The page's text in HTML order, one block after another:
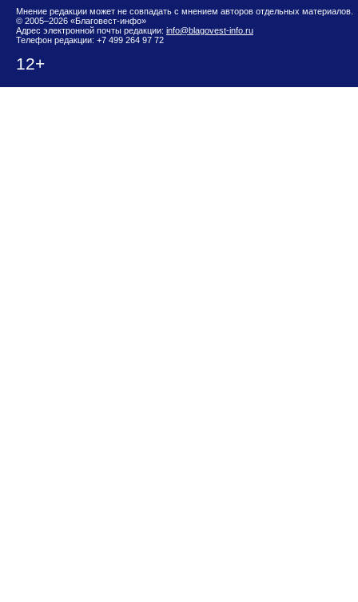
Мнение редакции может не совпадать с мнением авторов отдельных материалов.
© 2005–2026 «Благовест-инфо»
Адрес электронной почты редакции: info@blagovest-info.ru
Телефон редакции: +7 499 264 97 72
12+